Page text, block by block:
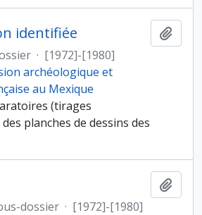
identifiée
· [1972]-[1980]
archéologique et
au Mexique
(tirages
planches de dessins des
dossier · [1972]-[1980]